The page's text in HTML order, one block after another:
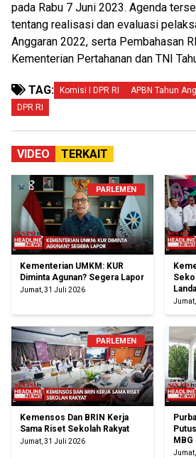
pada Rabu 7 Juni 2023. Agenda
tentang realisasi dan evaluasi
Anggaran 2022, serta Pembahasan
Kementerian Pertahanan dan TNI
TAG: Komisi I DPR RI APBN Tahun
DPR RI
VIDEO TERKAIT
PARLEMEN
Kementerian UMKM: KUR
Diminta Agunan? Segera Lapor
Jumat, 31 Juli 2026
PARLEMEN
Kemensos Dan BRIN Kerja
Sama Riset Sekolah Rakyat
Jumat, 31 Juli 2026
MBG